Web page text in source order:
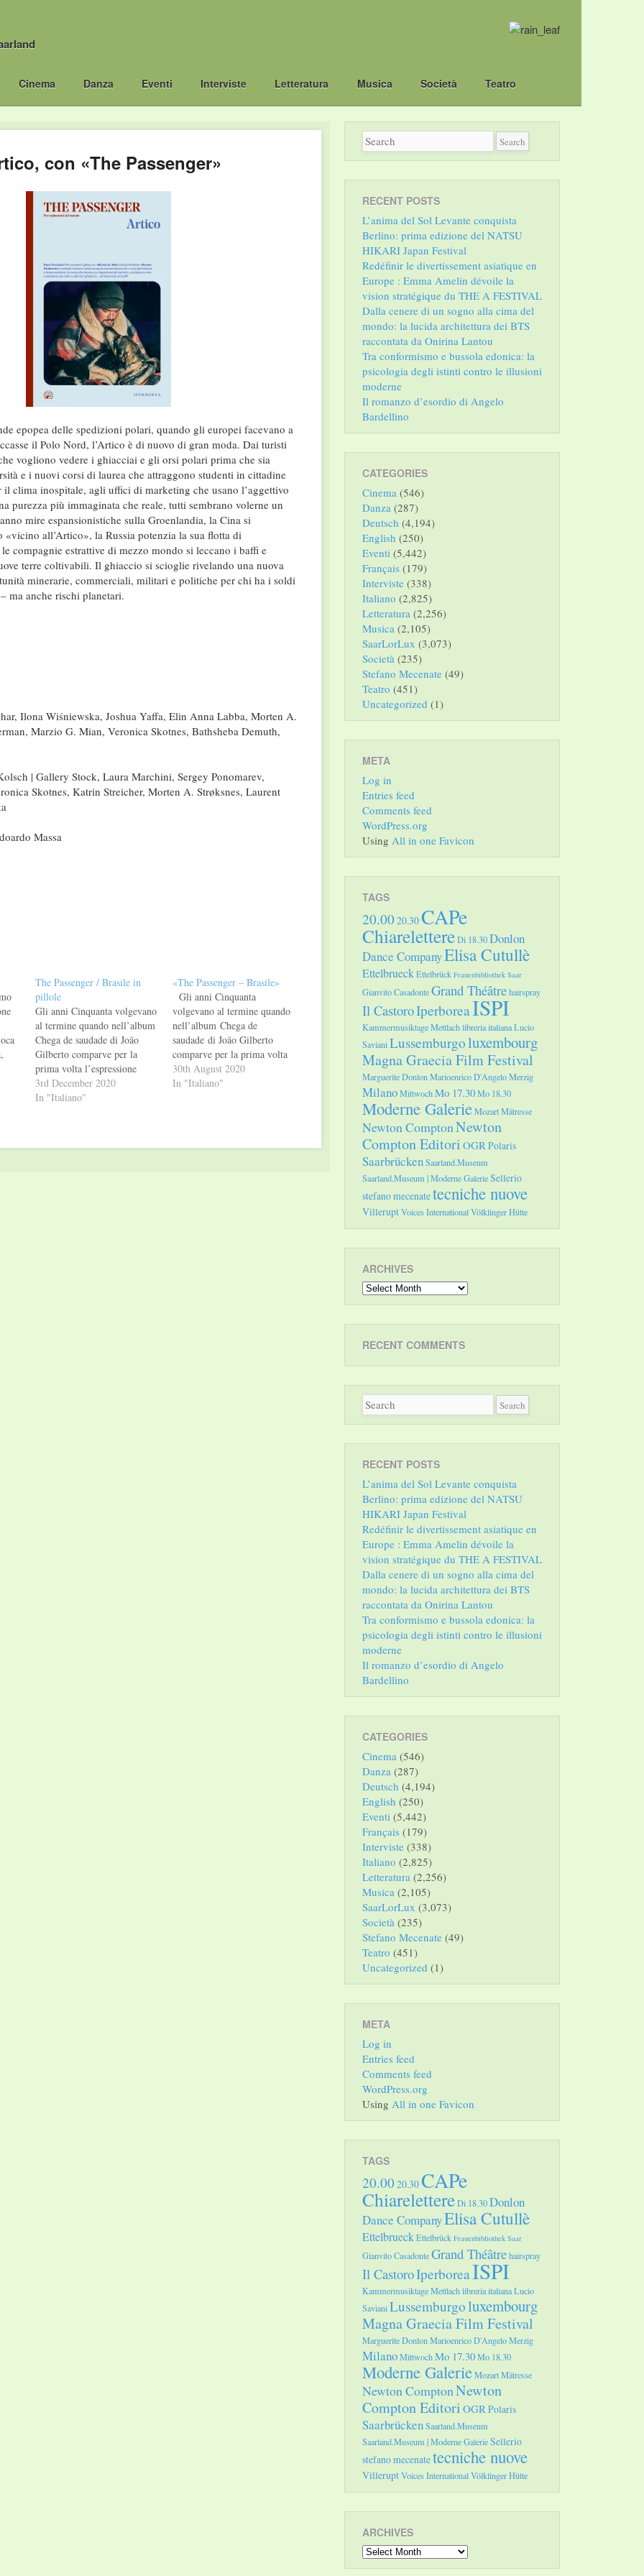
Cinema Danza Eventi Interviste Letteratura Musica Società Teatro
con «The Passenger»
epopea delle spedizioni polari, quando gli europei facevano a
il Polo Nord, l’Artico è di nuovo di gran moda. Dai turisti
vogliono vedere i ghiacciai e gli orsi polari prima che sia
e i nuovi corsi di laurea che attraggono studenti in cittadine
clima inospitale, agli uffici di marketing che usano l’aggettivo
purezza più immaginata che reale, tutti sembrano volerne un
mire espansionistiche sulla Groenlandia, la Cina si
«vicino all’Artico», la Russia potenzia la sua flotta di
compagnie estrattive di mezzo mondo si leccano i baffi e
terre coltivabili. Il ghiaccio si scioglie rivelando una nuova
minerarie, commerciali, militari e politiche per chi ha i soldi
ma anche rischi planetari.
Ilona Wiśniewska, Joshua Yaffa, Elin Anna Labba, Morten A.
Marzio G. Mian, Veronica Skotnes, Bathsheba Demuth,
| Gallery Stock, Laura Marchini, Sergey Ponomarev,
Skotnes, Katrin Streicher, Morten A. Strøksnes, Laurent
Massa
The Passenger / Brasile in
pillole
Gli anni Cinquanta volgevano
al termine quando nell’album
Chega de saudade di João
Gilberto comparve per la
prima volta l’espressione
bossa nova; tra il ’58 e il ’70
una generazione di fenomeni
3rd December 2020
In "Italiano"
«The Passenger – Brasile»
Gli anni Cinquanta
volgevano al termine quando
nell’album Chega de
saudade di João Gilberto
comparve per la prima volta
l’espressione bossa nova; tra
il ’58 e il ’70 una generazione
30th August 2020
In "Italiano"
RECENT POSTS
L’anima del Sol Levante conquista
Berlino: prima edizione del NATSU
HIKARI Japan Festival
Redéfinir le divertissement asiatique en
Europe : Emma Amelin dévoile la
vision stratégique du THE A FESTIVAL
Dalla cenere di un sogno alla cima del
mondo: la lucida architettura dei BTS
raccontata da Onirina Lantou
Tra conformismo e bussola edonica: la
psicologia degli istinti contro le illusioni
moderne
Il romanzo d’esordio di Angelo
Bardellino
CATEGORIES
Cinema (546)
Danza (287)
Deutsch (4,194)
English (250)
Eventi (5,442)
Français (179)
Interviste (338)
Italiano (2,825)
Letteratura (2,256)
Musica (2,105)
SaarLorLux (3,073)
Società (235)
Stefano Mecenate (49)
Teatro (451)
Uncategorized (1)
META
Log in
Entries feed
Comments feed
WordPress.org
Using All in one Favicon
TAGS
20.00 20.30CAPe
ChiarelettereDi 18.30Donlon
Dance CompanyElisa Cutullè
EttelbrueckEttelbrück Frauenbibliothek Saar
Gianvito CasadonteGrand Théâtrehairspray
Il CastoroIperboreaISPI
Kammermusiktage Mettlachlibreria italianaLucio
SavianiLussemburgoluxembourg
Magna Graecia Film Festival
Marguerite DonlonMarioenrico D'AngeloMerzig
MilanoMittwochMo 17.30Mo 18.30
Moderne GalerieMozartMätresse
Newton ComptonNewton
Compton Editori OGRPolaris
SaarbrückenSaarland.Museum
Saarland.Museum | Moderne GalerieSellerio
stefano mecenatetecniche nuove
VilleruptVoices InternationalVölklinger Hütte
ARCHIVES
Archives
RECENT COMMENTS
RECENT POSTS
L’anima del Sol Levante conquista
Berlino: prima edizione del NATSU
HIKARI Japan Festival
Redéfinir le divertissement asiatique en
Europe : Emma Amelin dévoile la
vision stratégique du THE A FESTIVAL
Dalla cenere di un sogno alla cima del
mondo: la lucida architettura dei BTS
raccontata da Onirina Lantou
Tra conformismo e bussola edonica: la
psicologia degli istinti contro le illusioni
moderne
Il romanzo d’esordio di Angelo
Bardellino
CATEGORIES
Cinema (546)
Danza (287)
Deutsch (4,194)
English (250)
Eventi (5,442)
Français (179)
Interviste (338)
Italiano (2,825)
Letteratura (2,256)
Musica (2,105)
SaarLorLux (3,073)
Società (235)
Stefano Mecenate (49)
Teatro (451)
Uncategorized (1)
META
Log in
Entries feed
Comments feed
WordPress.org
Using All in one Favicon
TAGS
20.00 20.30CAPe
ChiarelettereDi 18.30Donlon
Dance CompanyElisa Cutullè
EttelbrueckEttelbrück Frauenbibliothek Saar
Gianvito CasadonteGrand Théâtrehairspray
Il CastoroIperboreaISPI
Kammermusiktage Mettlachlibreria italianaLucio
SavianiLussemburgoluxembourg
Magna Graecia Film Festival
Marguerite DonlonMarioenrico D'AngeloMerzig
MilanoMittwochMo 17.30Mo 18.30
Moderne GalerieMozartMätresse
Newton ComptonNewton
Compton Editori OGRPolaris
SaarbrückenSaarland.Museum
Saarland.Museum | Moderne GalerieSellerio
stefano mecenatetecniche nuove
VilleruptVoices InternationalVölklinger Hütte
ARCHIVES
Archives